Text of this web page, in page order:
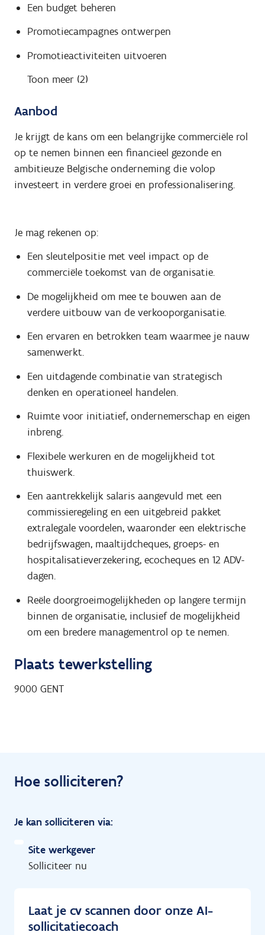
Een budget beheren
Promotiecampagnes ontwerpen
Promotieactiviteiten uitvoeren
Toon meer (2)
Aanbod
Je krijgt de kans om een belangrijke commerciële rol
op te nemen binnen een financieel gezonde en
ambitieuze Belgische onderneming die volop
investeert in verdere groei en professionalisering.
Je mag rekenen op:
Een sleutelpositie met veel impact op de
commerciële toekomst van de organisatie.
De mogelijkheid om mee te bouwen aan de
verdere uitbouw van de verkooporganisatie.
Een ervaren en betrokken team waarmee je nauw
samenwerkt.
Een uitdagende combinatie van strategisch
denken en operationeel handelen.
Ruimte voor initiatief, ondernemerschap en eigen
inbreng.
Flexibele werkuren en de mogelijkheid tot
thuiswerk.
Een aantrekkelijk salaris aangevuld met een
commissieregeling en een uitgebreid pakket
extralegale voordelen, waaronder een elektrische
bedrijfswagen, maaltijdcheques, groeps- en
hospitalisatieverzekering, ecocheques en 12 ADV-
dagen.
Reële doorgroeimogelijkheden op langere termijn
binnen de organisatie, inclusief de mogelijkheid
om een bredere managementrol op te nemen.
Plaats tewerkstelling
9000 GENT
Hoe solliciteren?
Je kan solliciteren via:
Site werkgever
Solliciteer nu
Laat je cv scannen door onze AI-
sollicitatiecoach